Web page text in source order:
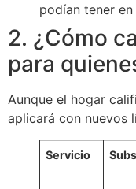
podían tener
2. ¿Cómo
para
Aunque el hogar
aplicará con nuevos
Servicio